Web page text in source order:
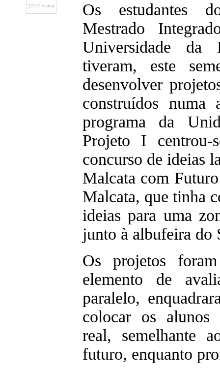
22147 visitas
Os estudantes
Mestrado
Universidade
tiveram, este
desenvolver
construídos numa
programa da
Projeto I centrou-
concurso de ideias
Malcata com
Malcata, que tinha
ideias para uma
junto à albufeira do
Os projetos
elemento de
paralelo,
colocar os alunos
real, semelhante
futuro, enquanto